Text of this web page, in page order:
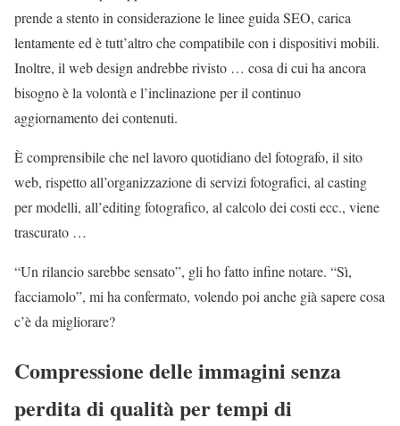
prende a stento in considerazione le linee guida SEO, carica
lentamente ed è tutt’altro che compatibile con i dispositivi mobili.
Inoltre, il web design andrebbe rivisto … cosa di cui ha ancora
bisogno è la volontà e l’inclinazione per il continuo
aggiornamento dei contenuti.
È comprensibile che nel lavoro quotidiano del fotografo, il sito
web, rispetto all’organizzazione di servizi fotografici, al casting
per modelli, all’editing fotografico, al calcolo dei costi ecc., viene
trascurato …
“Un rilancio sarebbe sensato”, gli ho fatto infine notare. “Sì,
facciamolo”, mi ha confermato, volendo poi anche già sapere cosa
c’è da migliorare?
Compressione delle immagini senza
perdita di qualità per tempi di